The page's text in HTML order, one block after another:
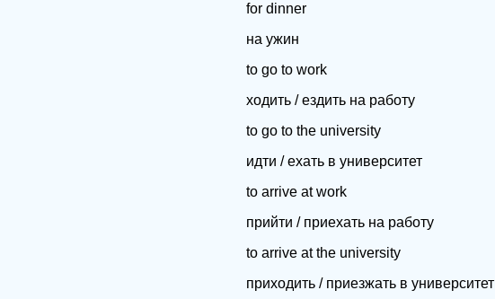
for dinner
на ужин
to go to work
ходить / ездить на работу
to go to the university
идти / ехать в университет
to arrive at work
прийти / приехать на работу
to arrive at the university
приходить / приезжать в университет